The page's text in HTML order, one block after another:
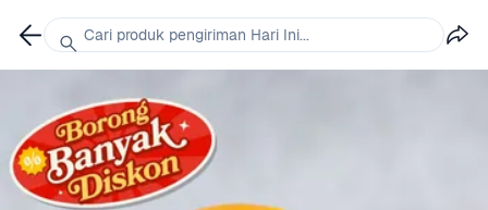
Cari produk pengiriman Hari Ini...